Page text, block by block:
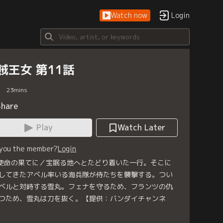
Watch now Login
王女 第11話
23mins
Play
Watch Later
the member?Login
命の果てに／宝眠る地へとたどり着いた一行。そこに
てきたアベル率いる海兵隊が侍たちを襲撃する。つい
ルと対峙する雪丸。フェナを守るため、フランツの仇
ため、雪丸は刀を抜く。【提供：バンダイチャンネ